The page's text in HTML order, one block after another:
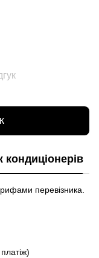
перевізника.